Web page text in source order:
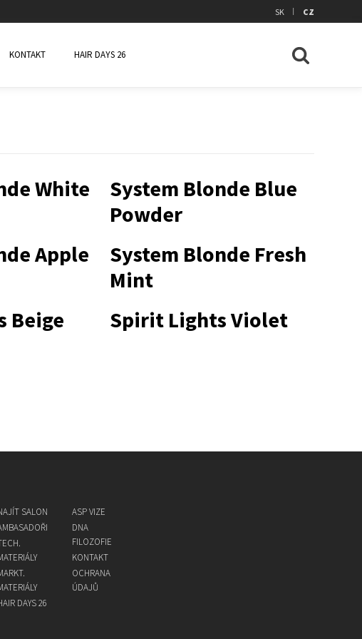
SK | CZ
KONTAKT HAIR DAYS 26
White
System Blonde Blue
Powder
Apple
System Blonde Fresh
Mint
Beige Spirit Lights Violet
SALON
DAYS 26
ASP VIZE
DNA
FILOZOFIE
KONTAKT
OCHRANA
ÚDAJŮ